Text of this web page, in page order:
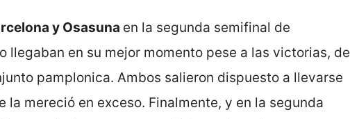
y Osasuna en la segunda semifinal de
llegaban en su mejor momento pese a las victorias, de
pamplonica. Ambos salieron dispuesto a llevarse
la mereció en exceso. Finalmente, y en la segunda